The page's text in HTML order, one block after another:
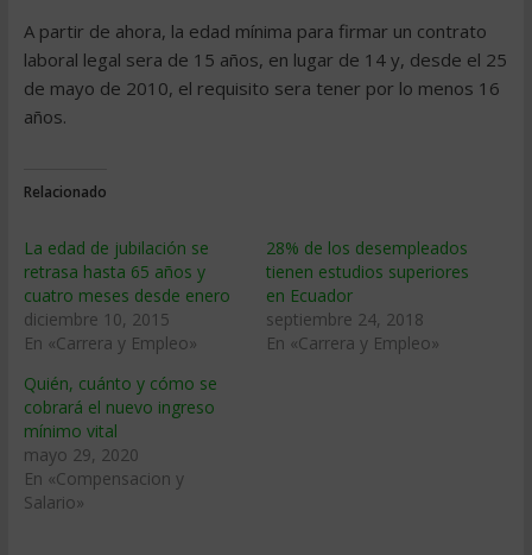
A partir de ahora, la edad mí­nima para firmar un contrato
laboral legal sera de 15 años, en lugar de 14 y, desde el 25
de mayo de 2010, el requisito sera tener por lo menos 16
años.
Relacionado
La edad de jubilación se
retrasa hasta 65 años y
cuatro meses desde enero
diciembre 10, 2015
En «Carrera y Empleo»
28% de los desempleados
tienen estudios superiores
en Ecuador
septiembre 24, 2018
En «Carrera y Empleo»
Quién, cuánto y cómo se
cobrará el nuevo ingreso
mínimo vital
mayo 29, 2020
En «Compensacion y
Salario»